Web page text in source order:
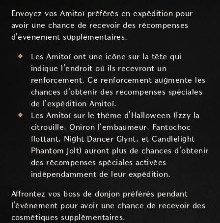
Envoyez vos Amitoï préférés en expédition pour
avoir une chance de recevoir des récompenses
d’événement supplémentaires.
Les Amitoï ont une icône sur la tête qui
indique l'endroit où ils recevront un
renforcement. Ce renforcement augmente les
chances d'obtenir des récompenses spéciales
de l’expédition Amitoï.
Les Amitoï sur le thème d'Halloween (Izzy la
citrouille, Oniron l’embaumeur, Fantochoc
flottant, Night Dancer Glynt, et Candlelight
Phantom Jolt) auront plus de chances d'obtenir
des récompenses spéciales activées
indépendamment de leur expédition.
Affrontez vos boss de donjon préférés pendant
l'événement pour avoir une chance de recevoir des
cosmétiques supplémentaires.